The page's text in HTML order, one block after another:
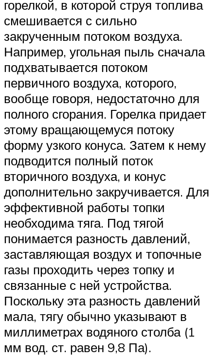
горелкой, в которой струя топлива
смешивается с сильно
закрученным потоком воздуха.
Например, угольная пыль сначала
подхватывается потоком
первичного воздуха, которого,
вообще говоря, недостаточно для
полного сгорания. Горелка придает
этому вращающемуся потоку
форму узкого конуса. Затем к нему
подводится полный поток
вторичного воздуха, и конус
дополнительно закручивается. Для
эффективной работы топки
необходима тяга. Под тягой
понимается разность давлений,
заставляющая воздух и топочные
газы проходить через топку и
связанные с ней устройства.
Поскольку эта разность давлений
мала, тягу обычно указывают в
миллиметрах водяного столба (1
мм вод. ст. равен 9,8 Па).